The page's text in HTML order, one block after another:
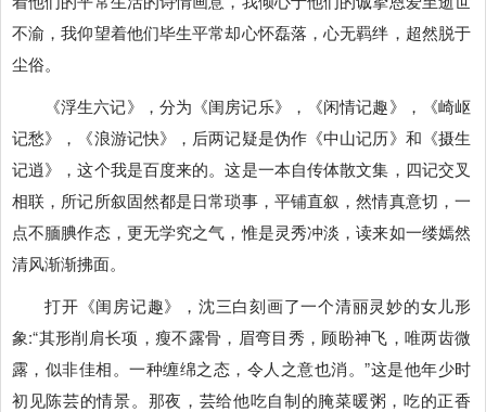
不渝，我仰望着他们毕生平常却心怀磊落，心无羁绊，超然脱于
尘俗。
《浮生六记》，分为《闺房记乐》，《闲情记趣》，《崎岖
记愁》，《浪游记快》，后两记疑是伪作《中山记历》和《摄生
记逍》，这个我是百度来的。这是一本自传体散文集，四记交叉
相联，所记所叙固然都是日常琐事，平铺直叙，然情真意切，一
点不腼腆作态，更无学究之气，惟是灵秀冲淡，读来如一缕嫣然
清风渐渐拂面。
打开《闺房记趣》，沈三白刻画了一个清丽灵妙的女儿形
象:“其形削肩长项，瘦不露骨，眉弯目秀，顾盼神飞，唯两齿微
露，似非佳相。一种缠绵之态，令人之意也消。”这是他年少时
初见陈芸的情景。那夜，芸给他吃自制的腌菜暖粥，吃的正香